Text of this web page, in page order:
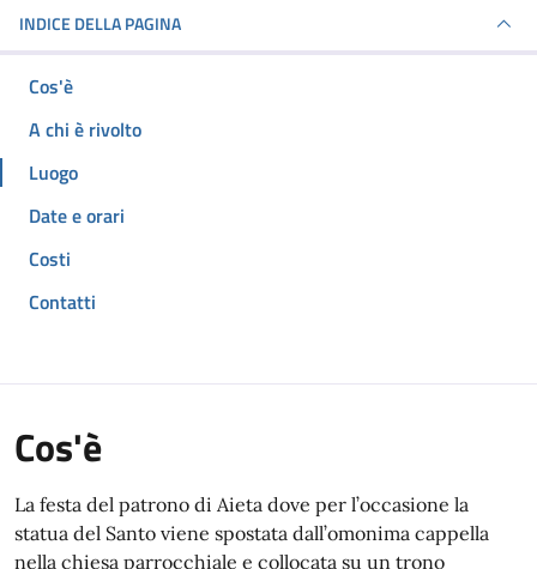
INDICE DELLA PAGINA
Cos'è
A chi è rivolto
Luogo
Date e orari
Costi
Contatti
Cos'è
La festa del patrono di Aieta dove per l’occasione la
statua del Santo viene spostata dall’omonima cappella
nella chiesa parrocchiale e collocata su un trono